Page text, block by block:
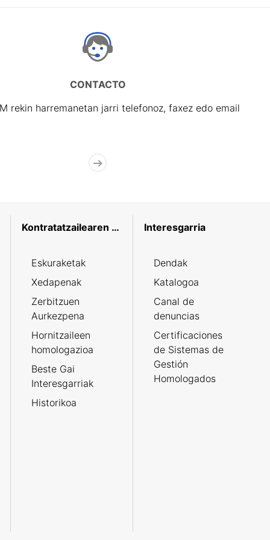
CONTACTO
rekin harremanetan jarri telefonoz, faxez edo email
Kontratatzailearen profila
Eskuraketak
Xedapenak
Zerbitzuen
Aurkezpena
Hornitzaileen
homologazioa
Beste Gai
Interesgarriak
Historikoa
Interesgarria
Dendak
Katalogoa
Canal de
denuncias
Certificaciones
de Sistemas de
Gestión
Homologados